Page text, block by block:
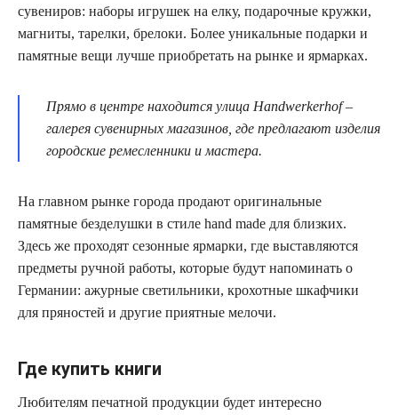
сувениров: наборы игрушек на елку, подарочные кружки,
магниты, тарелки, брелоки. Более уникальные подарки и
памятные вещи лучше приобретать на рынке и ярмарках.
Прямо в центре находится улица Handwerkerhof –
галерея сувенирных магазинов, где предлагают изделия
городские ремесленники и мастера.
На главном рынке города продают оригинальные
памятные безделушки в стиле hand made для близких.
Здесь же проходят сезонные ярмарки, где выставляются
предметы ручной работы, которые будут напоминать о
Германии: ажурные светильники, крохотные шкафчики
для пряностей и другие приятные мелочи.
Где купить книги
Любителям печатной продукции будет интересно